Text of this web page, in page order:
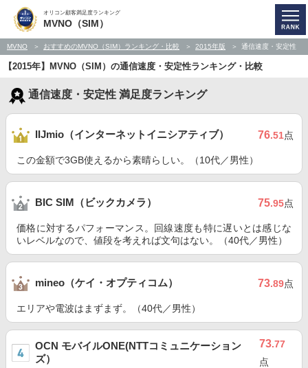
オリコン顧客満足度ランキング
MVNO（SIM）
MVNO おすすめのMVNO（SIM）ランキング・比較 2015年版 通信速度・安定性
【2015年】MVNO（SIM）の通信速度・安定性ランキング・比較
通信速度・安定性 満足度ランキング
IIJmio（インターネットイニシアティブ） 76.51点
この金額で3GB使えるから素晴らしい。（10代／男性）
BIC SIM（ビックカメラ） 75.95点
価格に対するパフォーマンス。回線速度も特に遅いとは感じな
いレベルなので、値段を考えれば文句はない。（40代／男性）
mineo（ケイ・オプティコム） 73.89点
エリアや電波はまずまず。（40代／男性）
OCN モバイルONE(NTTコミュニケーション
ズ）
73.77
点